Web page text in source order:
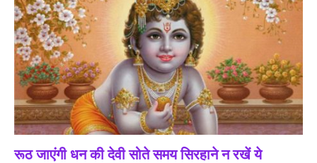
रूठ जाएंगी धन की देवी सोते समय सिरहाने न रखें ये